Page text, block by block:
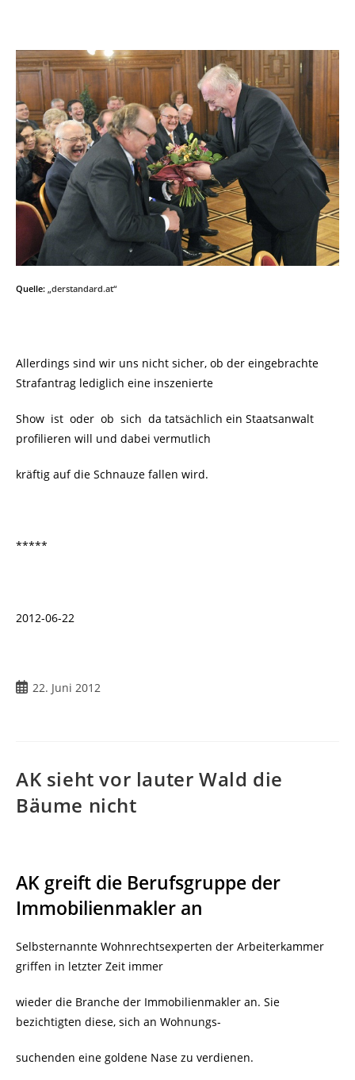
Quelle: „derstandard.at“
Allerdings sind wir uns nicht sicher, ob der eingebrachte
Strafantrag lediglich eine inszenierte
Show ist oder ob sich da tatsächlich ein Staatsanwalt
profilieren will und dabei vermutlich
kräftig auf die Schnauze fallen wird.
*****
2012-06-22
22. Juni 2012
AK sieht vor lauter Wald die
Bäume nicht
AK greift die Berufsgruppe der
Immobilienmakler an
Selbsternannte Wohnrechtsexperten der Arbeiterkammer
griffen in letzter Zeit immer
wieder die Branche der Immobilienmakler an. Sie
bezichtigten diese, sich an Wohnungs-
suchenden eine goldene Nase zu verdienen.